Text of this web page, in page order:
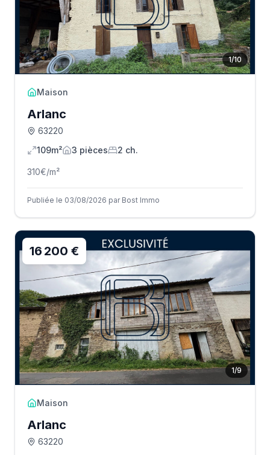
1/10
Maison
Arlanc
63220
109m²
3 pièces 2 ch.
310€/m²
Publiée le 03/08/2026 par Bost Immo
1/9
16 200 €
Maison
Arlanc
63220